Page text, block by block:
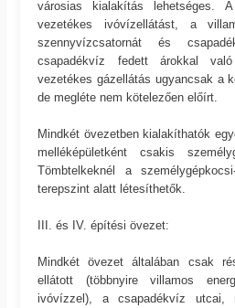
városias kialakítás lehetséges.
vezetékes ivóvízellátást, a
szennyvízcsatornát és
csapadékvíz fedett árokkal
vezetékes gázellátás ugyancsak a
de megléte nem kötelezően előírt.
Mindkét övezetben kialakíthatók
melléképületként csakis
Tömbtelkeknél a
terepszint alatt létesíthetők.
III. és IV. építési övezet:
Mindkét övezet általában csak
ellátott (többnyire villamos
ivóvízzel), a csapadékvíz utcai,